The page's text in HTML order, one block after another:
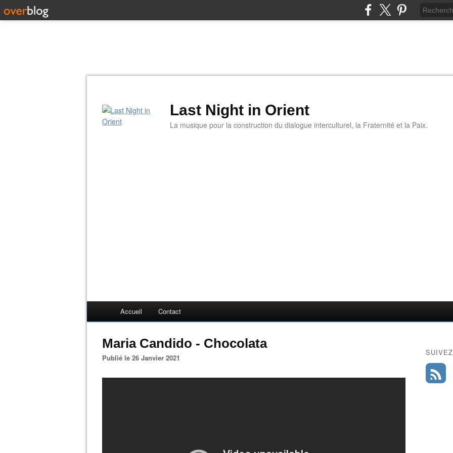
Last Night in Orient
La musique pour la construction du dialogue interculturel, la Fraternité et la Paix.
Accueil Contact
Maria Candido - Chocolata
Publié le 26 Janvier 2021